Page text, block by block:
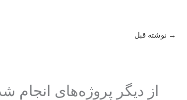
→ نوشته قبل
از دیگر پروژه‌های انجام